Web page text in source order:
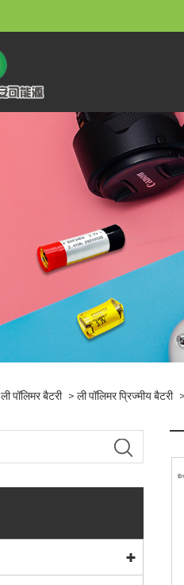
ली पॉलिमर बैटरी > ली पॉलिमर प्रिज्मीय बैटरी